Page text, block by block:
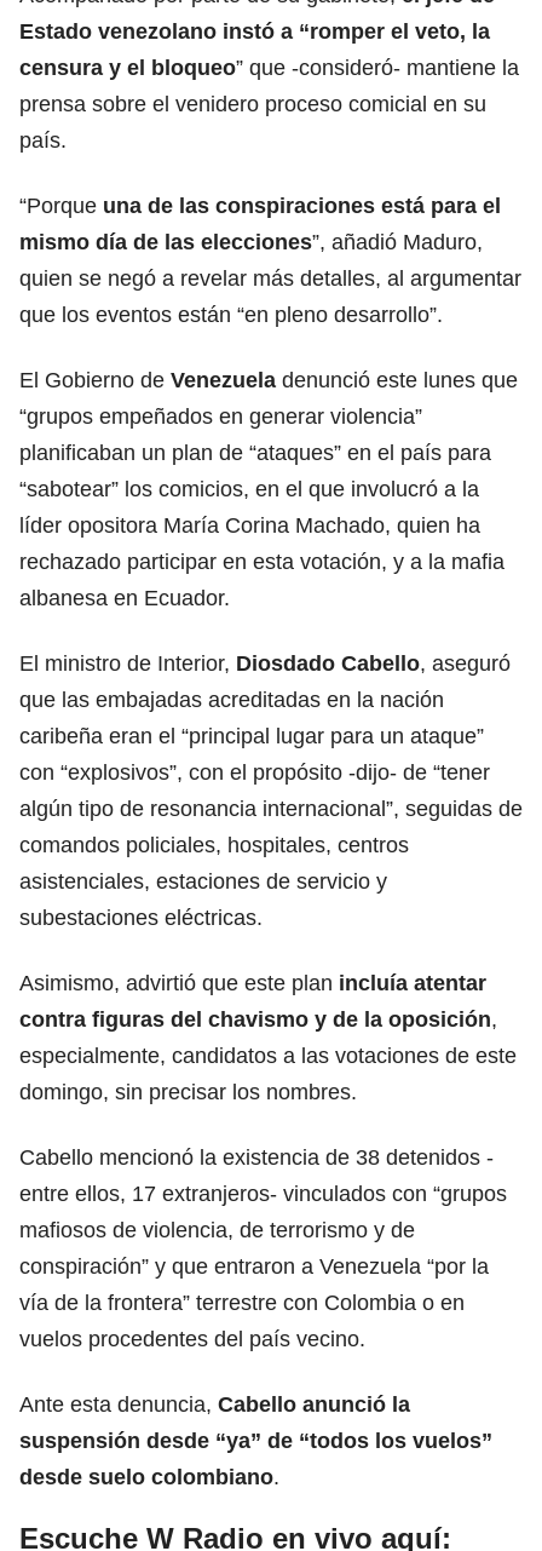
Estado venezolano instó a “romper el veto, la
censura y el bloqueo” que -consideró- mantiene la
prensa sobre el venidero proceso comicial en su
país.
“Porque una de las conspiraciones está para el
mismo día de las elecciones”, añadió Maduro,
quien se negó a revelar más detalles, al argumentar
que los eventos están “en pleno desarrollo”.
El Gobierno de Venezuela denunció este lunes que
“grupos empeñados en generar violencia”
planificaban un plan de “ataques” en el país para
“sabotear” los comicios, en el que involucró a la
líder opositora María Corina Machado, quien ha
rechazado participar en esta votación, y a la mafia
albanesa en Ecuador.
El ministro de Interior, Diosdado Cabello, aseguró
que las embajadas acreditadas en la nación
caribeña eran el “principal lugar para un ataque”
con “explosivos”, con el propósito -dijo- de “tener
algún tipo de resonancia internacional”, seguidas de
comandos policiales, hospitales, centros
asistenciales, estaciones de servicio y
subestaciones eléctricas.
Asimismo, advirtió que este plan incluía atentar
contra figuras del chavismo y de la oposición,
especialmente, candidatos a las votaciones de este
domingo, sin precisar los nombres.
Cabello mencionó la existencia de 38 detenidos -
entre ellos, 17 extranjeros- vinculados con “grupos
mafiosos de violencia, de terrorismo y de
conspiración” y que entraron a Venezuela “por la
vía de la frontera” terrestre con Colombia o en
vuelos procedentes del país vecino.
Ante esta denuncia, Cabello anunció la
suspensión desde “ya” de “todos los vuelos”
desde suelo colombiano.
Escuche W Radio en vivo aquí: